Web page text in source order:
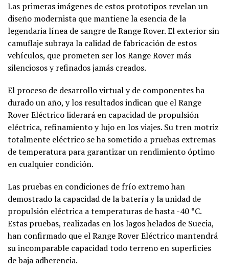
Las primeras imágenes de estos prototipos revelan un
diseño modernista que mantiene la esencia de la
legendaria línea de sangre de Range Rover. El exterior sin
camuflaje subraya la calidad de fabricación de estos
vehículos, que prometen ser los Range Rover más
silenciosos y refinados jamás creados.
El proceso de desarrollo virtual y de componentes ha
durado un año, y los resultados indican que el Range
Rover Eléctrico liderará en capacidad de propulsión
eléctrica, refinamiento y lujo en los viajes. Su tren motriz
totalmente eléctrico se ha sometido a pruebas extremas
de temperatura para garantizar un rendimiento óptimo
en cualquier condición.
Las pruebas en condiciones de frío extremo han
demostrado la capacidad de la batería y la unidad de
propulsión eléctrica a temperaturas de hasta -40 °C.
Estas pruebas, realizadas en los lagos helados de Suecia,
han confirmado que el Range Rover Eléctrico mantendrá
su incomparable capacidad todo terreno en superficies
de baja adherencia.